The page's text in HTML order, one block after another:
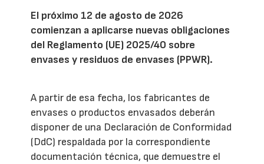
El próximo 12 de agosto de 2026
comienzan a aplicarse nuevas obligaciones
del Reglamento (UE) 2025/40 sobre
envases y residuos de envases (PPWR).
A partir de esa fecha, los fabricantes de
envases o productos envasados deberán
disponer de una Declaración de Conformidad
(DdC) respaldada por la correspondiente
documentación técnica, que demuestre el